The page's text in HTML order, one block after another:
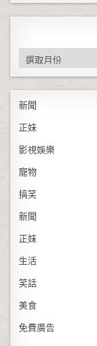
彙整
新聞
正妹
影視娛樂
寵物
搞笑
新聞
正妹
生活
笑話
美食
免費廣告